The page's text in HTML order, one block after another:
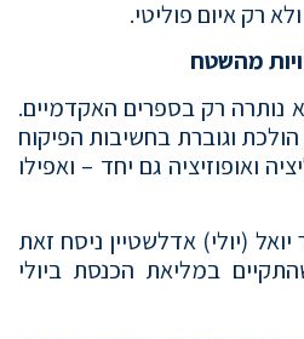
רק איום פוליטי.
מהשטח
נותרה רק בספרים האקדמיים.
וגוברת בחשיבות הפיקוח
ואופוזיציה גם יחד – ואפילו
(יולי) אדלשטיין ניסח זאת
במליאת הכנסת ביולי